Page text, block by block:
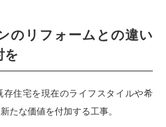
のリフォームとの違い
を
存住宅を現在のライフスタイルや希
たな価値を付加する工事。